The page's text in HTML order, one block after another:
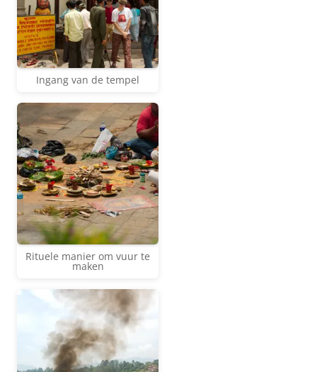
Ingang van de tempel
Rituele manier om vuur te
maken